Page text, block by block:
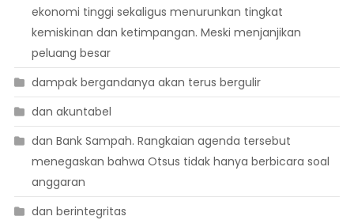
ekonomi tinggi sekaligus menurunkan tingkat
kemiskinan dan ketimpangan. Meski menjanjikan
peluang besar
dampak bergandanya akan terus bergulir
dan akuntabel
dan Bank Sampah. Rangkaian agenda tersebut
menegaskan bahwa Otsus tidak hanya berbicara soal
anggaran
dan berintegritas